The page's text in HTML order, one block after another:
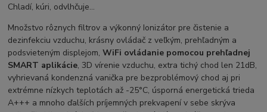
Chladí, kúri, odvlhčuje…
Množstvo rôznych filtrov a výkonný Ionizátor pre čistenie a
dezinfekciu vzduchu, krásny ovládač z veľkým, prehľadným a
podsvieteným displejom,WiFi ovládanie pomocou prehľadnej
SMART aplikácie, 3D vírenie vzduchu, extra tichý chod len 21dB,
vyhrievaná kondenzná vanička pre bezproblémový chod aj pri
extrémne nízkych teplotách až -25°C, úsporná energetická trieda
A+++ a mnoho ďalších príjemných prekvapení v sebe skrýva